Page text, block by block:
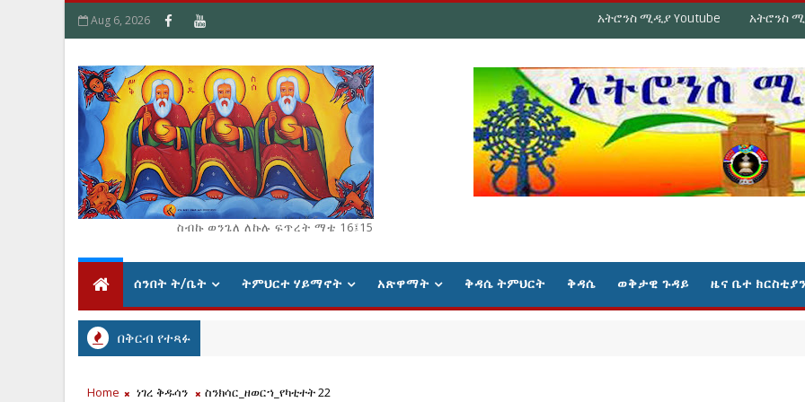
Aug 6, 2026 አትሮንስ ሚዲያ Youtube አትሮንስ
ስብኩ ወንጌለ ለኩሉ ፍጥረት ማቴ 16፤15
ሰንበት ት/ቤት ትምህርተ ሃይማኖት አጽዋማት ቅዳሴ ትምህርት ቅዳሴ ወቅታዊ ጉዳይ ዜና ቤተ ክርስቲያን
በቅርብ የተጻፉ
Home ነገረ ቅዱሳን ስንክሳር_ዘወርኀ_የካቲተት 22